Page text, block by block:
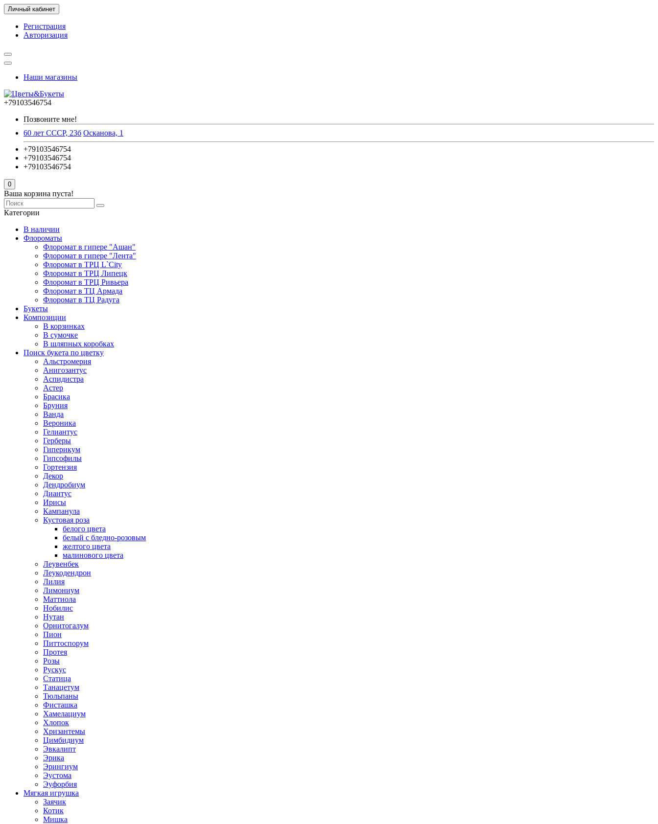
Личный кабинет
Регистрация
Авторизация
Наши магазины
+79103546754
Позвоните мне!
60 лет СССР, 23б Осканова, 1
+79103546754
+79103546754
+79103546754
0
Ваша корзина пуста!
Категории
В наличии
Флороматы
Флоромат в гипере "Ашан"
Флоромат в гипере "Лента"
Флоромат в ТРЦ L`City
Флоромат в ТРЦ Липецк
Флоромат в ТРЦ Ривьера
Флоромат в ТЦ Армада
Флоромат в ТЦ Радуга
Букеты
Композиции
В корзинках
В сумочке
В шляпных коробках
Поиск букета по цветку
Альстромерия
Анигозантус
Аспидистра
Астер
Брасика
Бруния
Ванда
Вероника
Гелиантус
Герберы
Гиперикум
Гипсофилы
Гортензия
Декор
Дендробиум
Диантус
Ирисы
Кампанула
Кустовая роза
белого цвета
белый с бледно-розовым
желтого цвета
малинового цвета
Леувенбек
Леукодендрон
Лилия
Лимониум
Маттиола
Нобилис
Нутан
Орнитогалум
Пион
Питтоспорум
Протея
Розы
Рускус
Статица
Танацетум
Тюльпаны
Фисташка
Хамелациум
Хлопок
Хризантемы
Цимбидиум
Эвкалипт
Эрика
Эрингиум
Эустома
Эуфорбия
Мягкая игрушка
Заячик
Котик
Мишка